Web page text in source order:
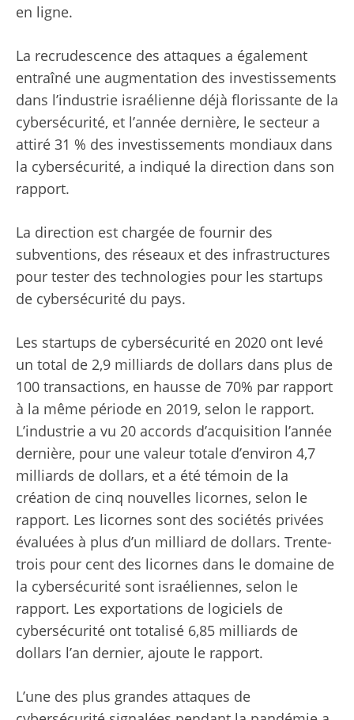
en ligne.
La recrudescence des attaques a également
entraîné une augmentation des investissements
dans l’industrie israélienne déjà florissante de la
cybersécurité, et l’année dernière, le secteur a
attiré 31 % des investissements mondiaux dans
la cybersécurité, a indiqué la direction dans son
rapport.
La direction est chargée de fournir des
subventions, des réseaux et des infrastructures
pour tester des technologies pour les startups
de cybersécurité du pays.
Les startups de cybersécurité en 2020 ont levé
un total de 2,9 milliards de dollars dans plus de
100 transactions, en hausse de 70% par rapport
à la même période en 2019, selon le rapport.
L’industrie a vu 20 accords d’acquisition l’année
dernière, pour une valeur totale d’environ 4,7
milliards de dollars, et a été témoin de la
création de cinq nouvelles licornes, selon le
rapport. Les licornes sont des sociétés privées
évaluées à plus d’un milliard de dollars. Trente-
trois pour cent des licornes dans le domaine de
la cybersécurité sont israéliennes, selon le
rapport. Les exportations de logiciels de
cybersécurité ont totalisé 6,85 milliards de
dollars l’an dernier, ajoute le rapport.
L’une des plus grandes attaques de